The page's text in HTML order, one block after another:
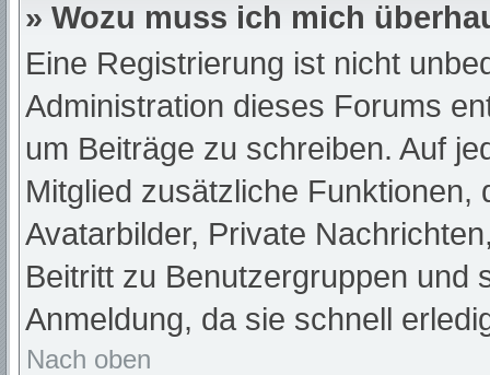
» Wozu muss ich mich
Eine Registrierung ist nicht
Administration dieses Forums
um Beiträge zu schreiben. Auf
Mitglied zusätzliche
Avatarbilder, Private
Beitritt zu Benutzergruppen und
Anmeldung, da sie schnell
Nach oben